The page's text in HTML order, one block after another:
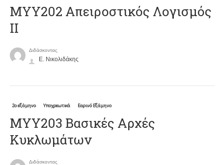
MYY202 Απειροστικός Λογισμός
ΙΙ
Διδάσκοντας
Ε. Νικολιδάκης
2ο εξάμηνο Υποχρεωτικά Εαρινό Εξάμηνο
ΜΥΥ203 Βασικές Αρχές
Κυκλωμάτων
Διδάσκοντας